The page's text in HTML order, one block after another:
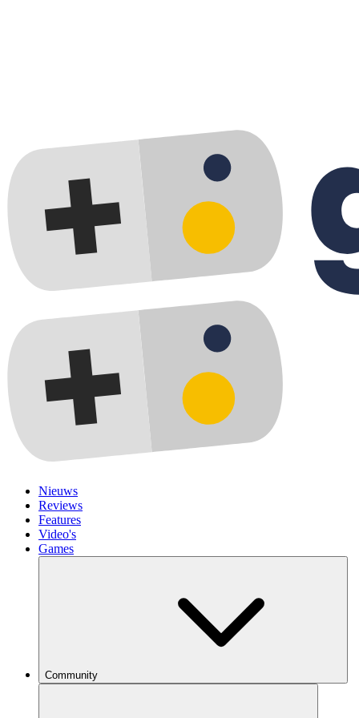
Nieuws
Reviews
Features
Video's
Games
Community